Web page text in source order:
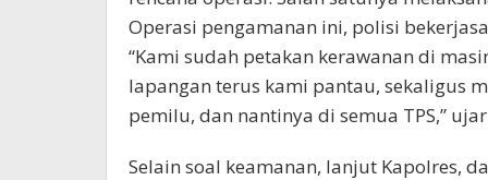
Operasi pengamanan ini, polisi
“Kami sudah petakan kerawanan di
lapangan terus kami pantau, sekaligus
pemilu, dan nantinya di semua TPS,”
Selain soal keamanan, lanjut Kapolres,